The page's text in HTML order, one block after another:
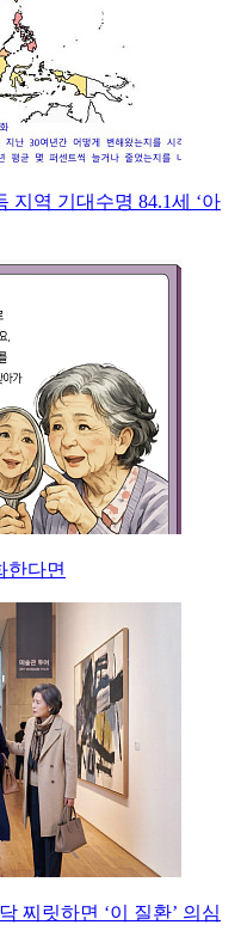
지역 기대수명 84.1세 ‘아
한다면
찌릿하면 ‘이 질환’ 의심